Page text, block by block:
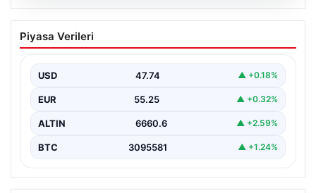
Kelebek.Org İle Sanal İletişimin Seviyeli
Adresi Ve Sohbet Deneyimi
iletişim kurması ciddi bir değer taşımaktadır. Halen
pek…
Piyasa Verileri
USD 47.74 ▲ +0.18%
EUR 55.25 ▲ +0.32%
ALTIN 6660.6 ▲ +2.59%
BTC 3095581 ▲ +1.24%